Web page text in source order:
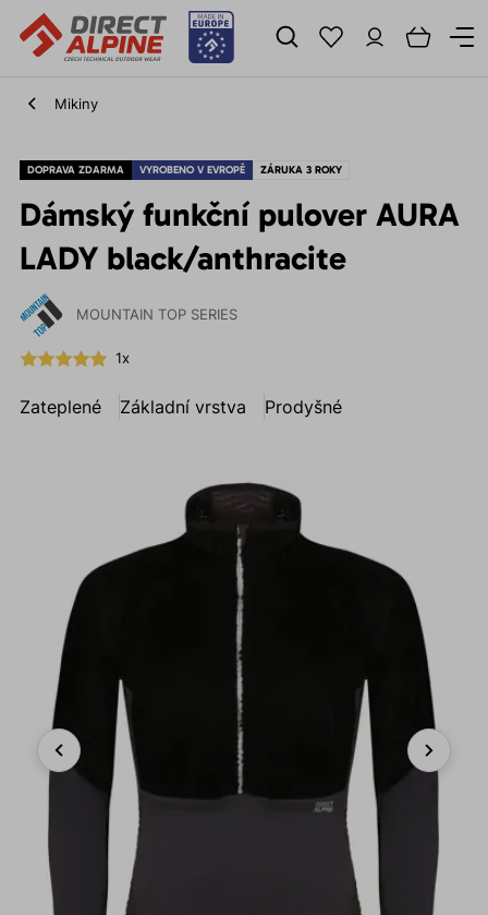
Mikiny
DOPRAVA ZDARMA VYROBENO V EVROPĚ ZÁRUKA 3 ROKY
Dámský funkční pulover AURA
LADY black/anthracite
MOUNTAIN TOP SERIES
1x
Zateplené Základní vrstva Prodyšné
Previous